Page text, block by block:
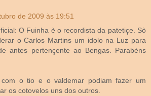
de 2009 às 19:51
O Fuinha è o recordista da patetiçe. Sò
o Carlos Martins um idolo na Luz para
antes pertençente ao Bengas. Parabéns
com o tio e o valdemar podiam fazer um
os cotovelos uns dos outros.